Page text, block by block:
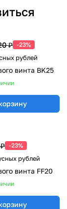
₽ -23%
рублей
винта BK25
-23%
рублей
винта FF20